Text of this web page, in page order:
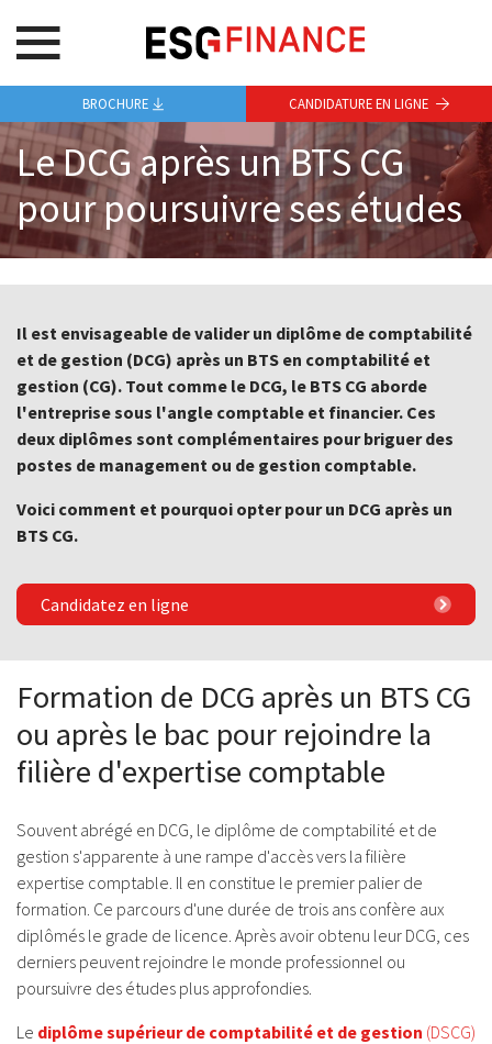
Le DCG après un BTS CG
pour poursuivre ses études
Il est envisageable de valider un diplôme de comptabilité
et de gestion (DCG) après un BTS en comptabilité et
gestion (CG). Tout comme le DCG, le BTS CG aborde
l'entreprise sous l'angle comptable et financier. Ces
deux diplômes sont complémentaires pour briguer des
postes de management ou de gestion comptable.
Voici comment et pourquoi opter pour un DCG après un
BTS CG.
Candidatez en ligne
Formation de DCG après un BTS CG
ou après le bac pour rejoindre la
filière d'expertise comptable
Souvent abrégé en DCG, le diplôme de comptabilité et de
gestion s'apparente à une rampe d'accès vers la filière
expertise comptable. Il en constitue le premier palier de
formation. Ce parcours d'une durée de trois ans confère aux
diplômés le grade de licence. Après avoir obtenu leur DCG, ces
derniers peuvent rejoindre le monde professionnel ou
poursuivre des études plus approfondies.
Le diplôme supérieur de comptabilité et de gestion (DSCG)
BROCHURE CANDIDATURE EN LIGNE